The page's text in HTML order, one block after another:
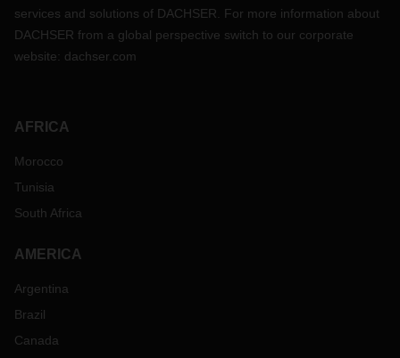
services and solutions of DACHSER. For more information about
DACHSER from a global perspective switch to our corporate
website: dachser.com
AFRICA
Morocco
Tunisia
South Africa
AMERICA
Argentina
Brazil
Canada